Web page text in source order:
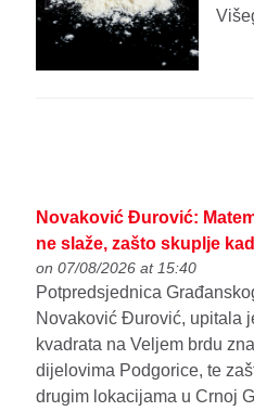
Novaković Đurović:
ne slaže, zašto skuplje
on 07/08/2026 at 15:40
Potpredsjednica
Novaković Đurović, upitala
kvadrata na Veljem brdu
dijelovima Podgorice, te
drugim lokacijama u Crnoj